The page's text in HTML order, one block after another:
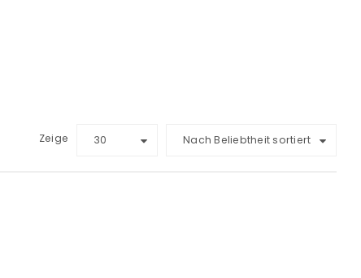
Nach Beliebtheit sortiert
Zeige 30